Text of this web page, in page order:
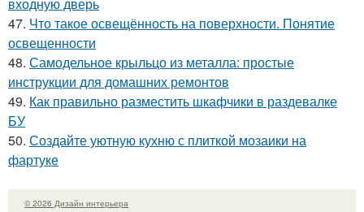
47. Что такое освещённость на поверхности. Понятие
освещенности
48. Самодельное крыльцо из металла: простые
инструкции для домашних ремонтов
49. Как правильно разместить шкафчики в раздевалке
БУ
50. Создайте уютную кухню с плиткой мозаики на
фартуке
© 2026 Дизайн интерьера